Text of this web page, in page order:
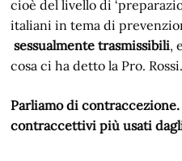
cioè del livello di
italiani in tema di
sessualmente trasmissibili,
cosa ci ha detto la Pro. Rossi.
Parliamo di
contraccettivi più usati